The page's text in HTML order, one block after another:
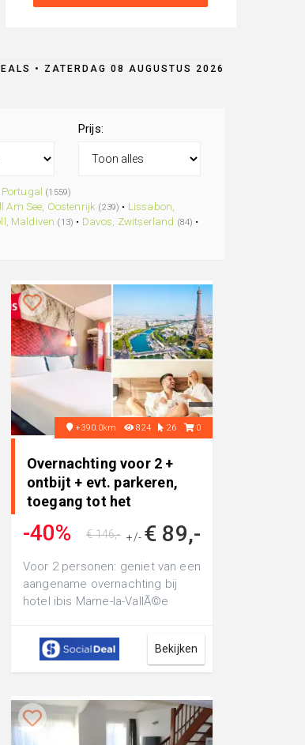
• ZATERDAG 08 AUGUSTUS 2026
Prijs:
Portugal (1559)
Am See, Oostenrijk (239) • Lissabon,
Maldiven (13) • Davos, Zwitserland (84) •
+390.0km 824 26 0
Overnachting voor 2 +
ontbijt + evt. parkeren,
toegang tot het
zwembad..
-40% +/- € 89,-
€ 146,-
Voor 2 personen: geniet van een
aangename overnachting bij
hotel ibis Marne-la-VallÃ©e
eventuee...
Bekijken